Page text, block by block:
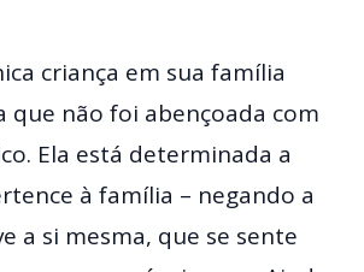
criança em sua família
que não foi abençoada com
Ela está determinada a
à família – negando a
a si mesma, que se sente